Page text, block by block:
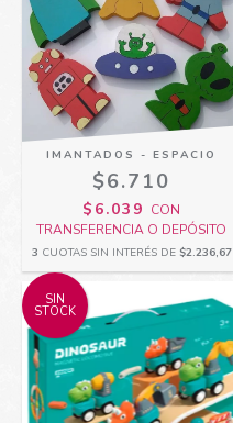
IMANTADOS - ESPACIO
$6.710
$6.039 CON
TRANSFERENCIA O DEPÓSITO
3 CUOTAS SIN INTERÉS DE $2.236,67
SIN
STOCK